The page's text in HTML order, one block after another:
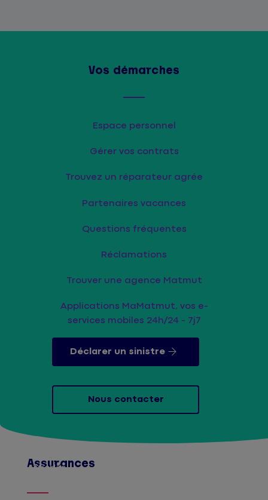
Vos démarches
Espace personnel
Gérer vos contrats
Trouvez un réparateur agrée
Partenaires vacances
Questions fréquentes
Réclamations
Trouver une agence Matmut
Applications MaMatmut, vos e-
services mobiles 24h/24 - 7j7
Déclarer un sinistre
Nous contacter
Assurances
Afficher